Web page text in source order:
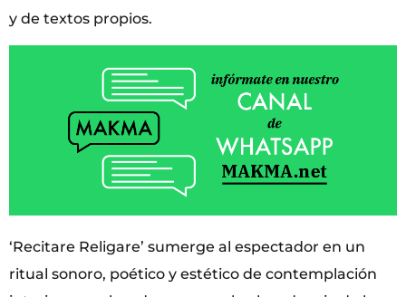
y de textos propios.
‘Recitare Religare’ sumerge al espectador en un
ritual sonoro, poético y estético de contemplación